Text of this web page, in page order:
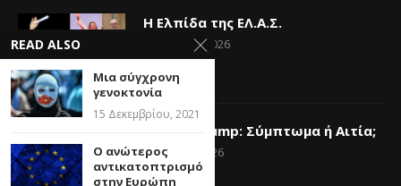
Η Ελπίδα της ΕΛ.Α.Σ.
14 Ιουνίου, 2026
Donald Trump: Σύμπτωμα ή Αιτία;
6 Ιουνίου, 2026
READ ALSO
Μια σύγχρονη
γενοκτονία
15 Δεκεμβρίου, 2021
Ο ανώτερος
αντικατοπτρισμός
στην Ευρώπη